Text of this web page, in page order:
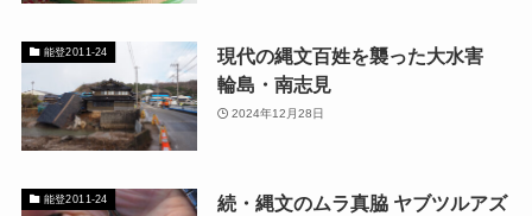
能登2011-24
現代の縄文百姓を襲った大水害
輪島・南志見
2024年12月28日
能登2011-24
続・縄文のムラ真脇 ヤブツルアズ